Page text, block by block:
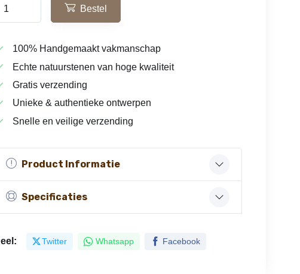
Bestel
100% Handgemaakt vakmanschap
Echte natuurstenen van hoge kwaliteit
Gratis verzending
Unieke & authentieke ontwerpen
Snelle en veilige verzending
Product Informatie
Specificaties
Deel: Twitter Whatsapp Facebook